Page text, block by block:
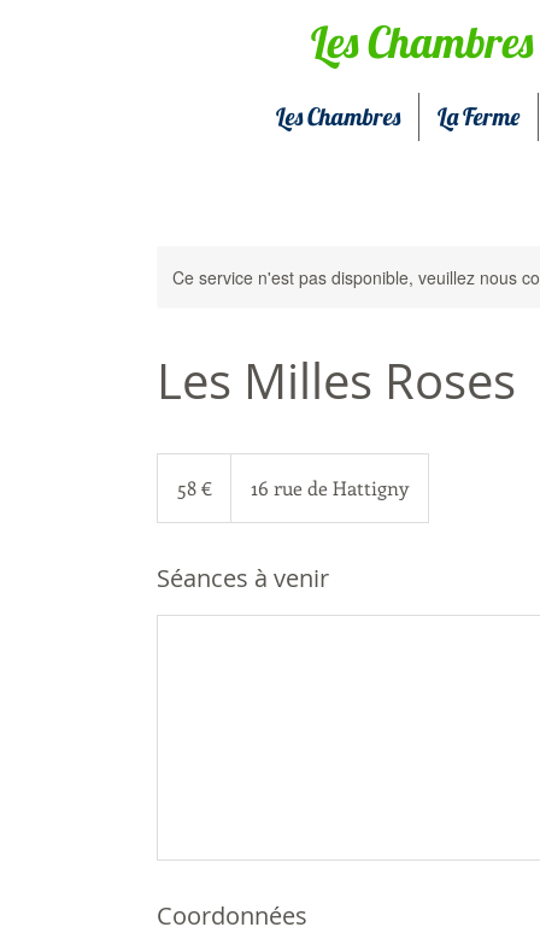
Les
Les Chambres La Ferme
Ce service n'est pas disponible, veuillez nous
Les Milles Roses
58 € 16 rue de Hattigny
Séances à venir
Coordonnées